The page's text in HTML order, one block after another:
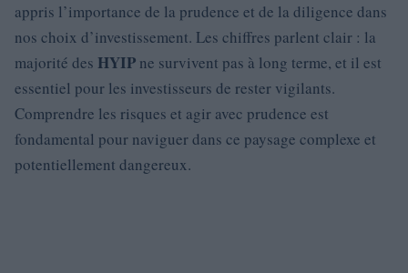
appris l’importance de la prudence et de la diligence dans
nos choix d’investissement. Les chiffres parlent clair : la
majorité des HYIP ne survivent pas à long terme, et il est
essentiel pour les investisseurs de rester vigilants.
Comprendre les risques et agir avec prudence est
fondamental pour naviguer dans ce paysage complexe et
potentiellement dangereux.